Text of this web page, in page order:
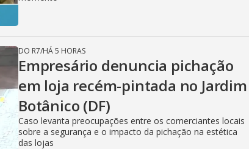
DO R7/HÁ 5 HORAS
Empresário denuncia pichação
em loja recém-pintada no Jardim
Botânico (DF)
Caso levanta preocupações entre os comerciantes locais
sobre a segurança e o impacto da pichação na estética
das lojas